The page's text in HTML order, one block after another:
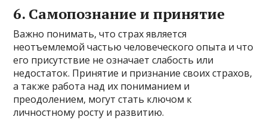
6. Самопознание и принятие
Важно понимать, что страх является
неотъемлемой частью человеческого опыта и что
его присутствие не означает слабость или
недостаток. Принятие и признание своих страхов,
а также работа над их пониманием и
преодолением, могут стать ключом к
личностному росту и развитию.